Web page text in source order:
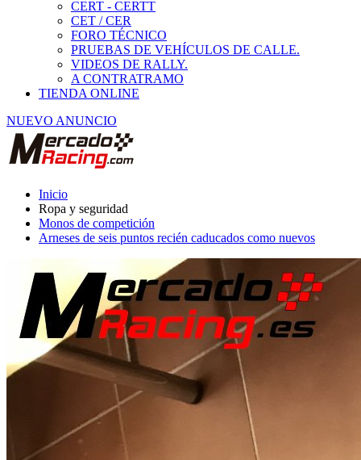
Arneses de seis puntos recién caducados como nuevos